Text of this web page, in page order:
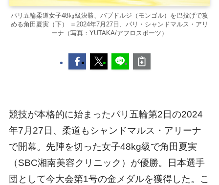
パリ五輪柔道女子48㎏級決勝、バブドルジ（モンゴル）を巴投げで攻
める角田夏実（下） ＝2024年7月27日、パリ・シャンドマルス・アリ
ーナ（写真：YUTAKA/アフロスポーツ）
競技が本格的に始まったパリ五輪第2日の2024
年7月27日、柔道もシャンドマルス・アリーナ
で開幕。先陣を切った女子48kg級で角田夏実
（SBC湘南美容クリニック）が優勝。日本選手
団として今大会第1号の金メダルを獲得した。こ